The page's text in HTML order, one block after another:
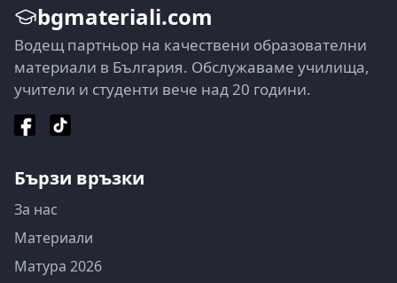
bgmateriali.com
Водещ партньор на качествени образователни
материали в България. Обслужаваме училища,
учители и студенти вече над 20 години.
Бързи връзки
За нас
Материали
Матура 2026